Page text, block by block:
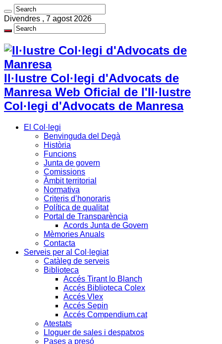
Divendres , 7 agost 2026
Il·lustre Col·legi d'Advocats de
Manresa Web Oficial de l'Il·lustre
Col·legi d'Advocats de Manresa
El Col·legi
Benvinguda del Degà
Història
Funcions
Junta de govern
Comissions
Àmbit territorial
Normativa
Criteris d’honoraris
Política de qualitat
Portal de Transparència
Acords Junta de Govern
Mèmories Anuals
Contacta
Serveis per al Col·legiat
Catàleg de serveis
Biblioteca
Accés Tirant lo Blanch
Accés Biblioteca Colex
Accés Vlex
Accés Sepin
Accés Compendium.cat
Atestats
Lloguer de sales i despatxos
Pases a presó